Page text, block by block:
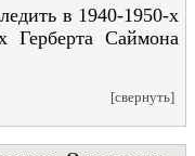
в 1940-1950-х
Герберта Саймона
[свернуть]